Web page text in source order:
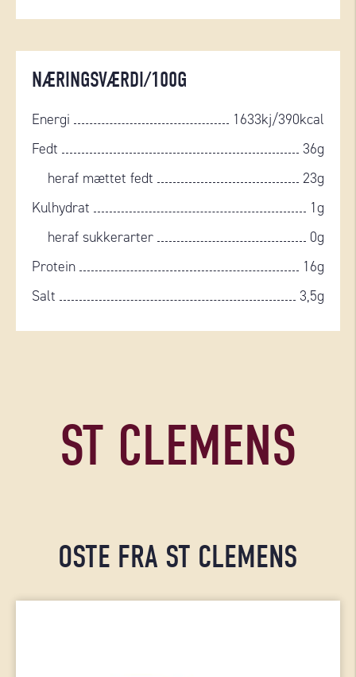
NÆRINGSVÆRDI/100G
Energi
1633kj/390kcal
Fedt
36g
heraf mættet fedt
23g
Kulhydrat
1g
heraf sukkerarter
0g
Protein
16g
Salt
3,5g
ST CLEMENS
OSTE FRA ST CLEMENS